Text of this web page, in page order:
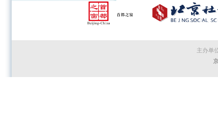
主办单